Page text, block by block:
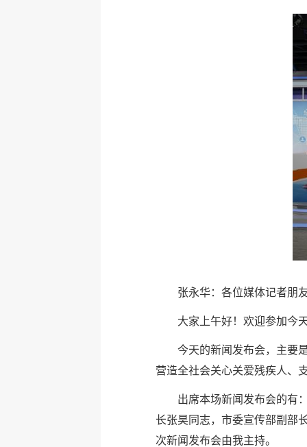
张永华：各位媒体记者朋
大家上午好！欢迎参加今
今天的新闻发布会，主要
营造全社会关心关爱残疾人、
出席本场新闻发布会的有
长张昊同志，市委宣传部副部
次新闻发布会由我主持。